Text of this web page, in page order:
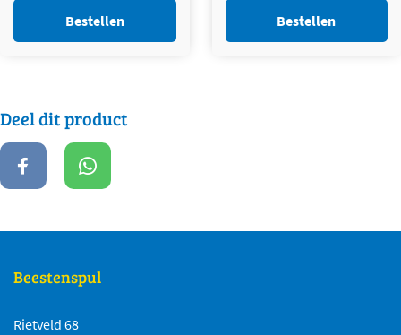
€2,30.
Bestellen
was:
€2,30.
€1,50.
Bestellen
Deel dit product
Beestenspul
Rietveld 68